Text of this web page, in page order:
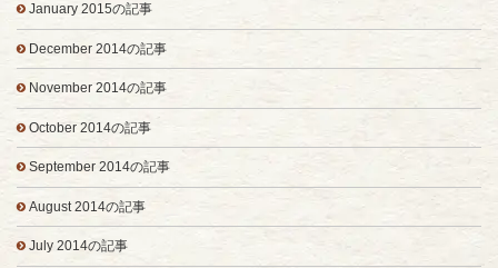
January 2015の記事
December 2014の記事
November 2014の記事
October 2014の記事
September 2014の記事
August 2014の記事
July 2014の記事